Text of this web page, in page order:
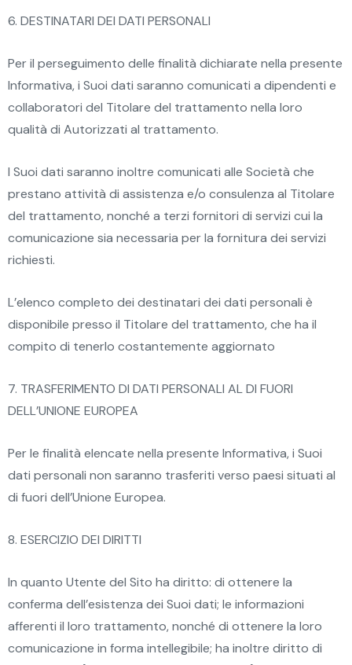
6. DESTINATARI DEI DATI PERSONALI
Per il perseguimento delle finalità dichiarate nella presente
Informativa, i Suoi dati saranno comunicati a dipendenti e
collaboratori del Titolare del trattamento nella loro
qualità di Autorizzati al trattamento.
I Suoi dati saranno inoltre comunicati alle Società che
prestano attività di assistenza e/o consulenza al Titolare
del trattamento, nonché a terzi fornitori di servizi cui la
comunicazione sia necessaria per la fornitura dei servizi
richiesti.
L’elenco completo dei destinatari dei dati personali è
disponibile presso il Titolare del trattamento, che ha il
compito di tenerlo costantemente aggiornato
7. TRASFERIMENTO DI DATI PERSONALI AL DI FUORI
DELL’UNIONE EUROPEA
Per le finalità elencate nella presente Informativa, i Suoi
dati personali non saranno trasferiti verso paesi situati al
di fuori dell’Unione Europea.
8. ESERCIZIO DEI DIRITTI
In quanto Utente del Sito ha diritto: di ottenere la
conferma dell’esistenza dei Suoi dati; le informazioni
afferenti il loro trattamento, nonché di ottenere la loro
comunicazione in forma intellegibile; ha inoltre diritto di